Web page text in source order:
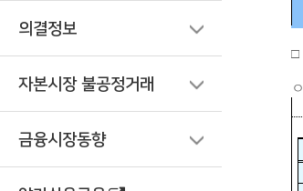
의결정보
자본시장 불공정거래
금융시장동향
□
ㅇ